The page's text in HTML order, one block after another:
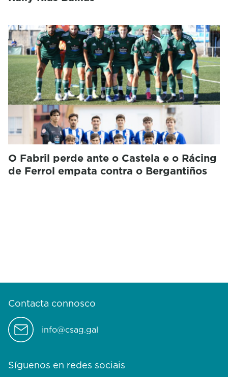
O Fabril perde ante o Castela e o Rácing
de Ferrol empata contra o Bergantiños
Contacta connosco
info@csag.gal
Síguenos en redes sociais